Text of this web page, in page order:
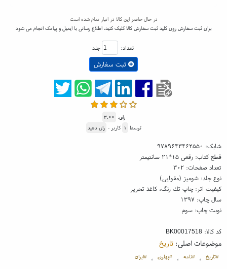
در حال حاضر این کالا در انبار تمام شده است
برای ثبت سفارش روی کلید ثبت سفارش کالا کلیک کنید، اطلاع رسانی با ایمیل و پیامک انجام می شود
تعداد: جلد
ثبت سفارش
رای: ۳.۰۰
توسط ۱ کاربر - رای دهید
شابک: ۹۷۸۹۶۴۳۴۶۲۵۵۰
قطع کتاب: رقعی ۱۵*۲۱ سانتیمتر
تعداد صفحات: ۳۰۲
نوع جلد: شومیز (مقوایی)
کیفیت اثر: چاپ تك رنگ، کاغذ تحریر
سال چاپ: ۱۳۹۷
نوبت چاپ: سوم
کد کالا:BK00017518
موضوعات اصلی:تاریخ
#تاریخ ، #نامه ، #پهلوی ، #ایران